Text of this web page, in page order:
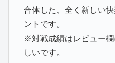
合体した、全く新しい
ントです。
※対戦成績はレビュー
しいです。